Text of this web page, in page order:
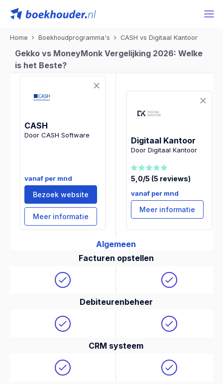
Home Boekhoudprogramma's CASH vs Digitaal Kantoor
Gekko vs MoneyMonk Vergelijking 2026: Welke
is het Beste?
CASH
Door CASH Software
vanaf per mnd
Bezoek website
Meer informatie
Digitaal Kantoor
Door Digitaal Kantoor
5,0/5 (5 reviews)
vanaf per mnd
Meer informatie
Algemeen
Facturen opstellen
Debiteurenbeheer
CRM systeem